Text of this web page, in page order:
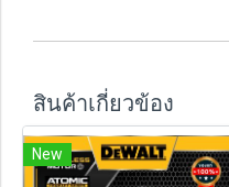
สินค้าเกี่ยวข้อง
New